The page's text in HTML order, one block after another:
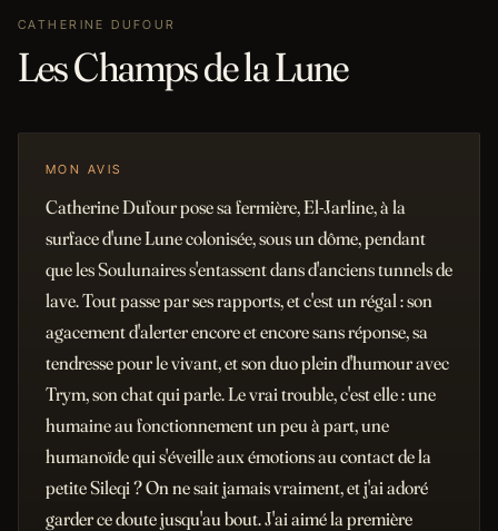
CATHERINE DUFOUR
Les Champs de la Lune
MON AVIS
Catherine Dufour pose sa fermière, El-Jarline, à la
surface d'une Lune colonisée, sous un dôme, pendant
que les Soulunaires s'entassent dans d'anciens tunnels de
lave. Tout passe par ses rapports, et c'est un régal : son
agacement d'alerter encore et encore sans réponse, sa
tendresse pour le vivant, et son duo plein d'humour avec
Trym, son chat qui parle. Le vrai trouble, c'est elle : une
humaine au fonctionnement un peu à part, une
humanoïde qui s'éveille aux émotions au contact de la
petite Sileqi ? On ne sait jamais vraiment, et j'ai adoré
garder ce doute jusqu'au bout. J'ai aimé la première